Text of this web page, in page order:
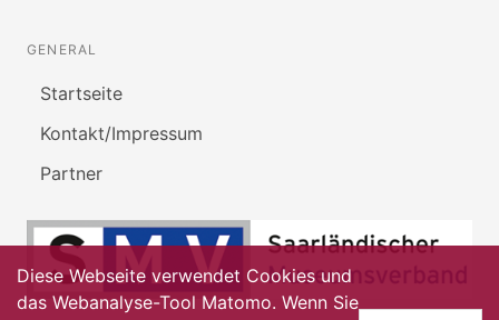
GENERAL
Startseite
Kontakt/Impressum
Partner
Diese Webseite verwendet Cookies und
das Webanalyse-Tool Matomo. Wenn Sie